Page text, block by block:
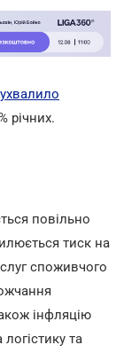
ухвалило
річних.
повільно
тиск на
споживчого
інфляцію
та